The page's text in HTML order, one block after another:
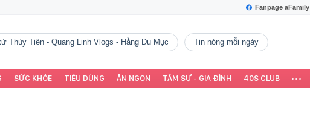
Fanpage aFamily
xử Thùy Tiên - Quang Linh Vlogs - Hằng Du Mục tin nóng mỗi ngày
SỨC KHỎE TIÊU DÙNG ĂN NGON TÂM SỰ - GIA ĐÌNH 40S CLUB